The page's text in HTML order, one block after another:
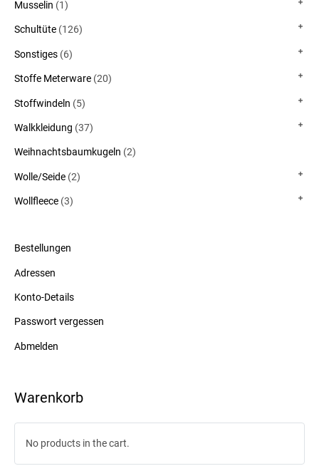
Musselin (1)
Schultüte (126)
Sonstiges (6)
Stoffe Meterware (20)
Stoffwindeln (5)
Walkkleidung (37)
Weihnachtsbaumkugeln (2)
Wolle/Seide (2)
Wollfleece (3)
Bestellungen
Adressen
Konto-Details
Passwort vergessen
Abmelden
Warenkorb
No products in the cart.